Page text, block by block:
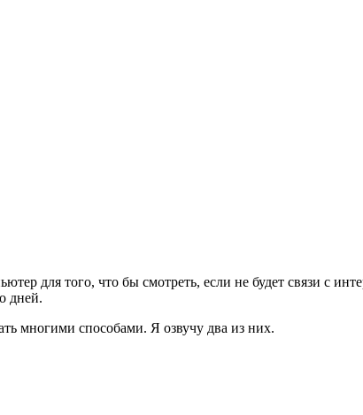
для того, что бы смотреть, если не будет связи с
дней.
многими способами. Я озвучу два из них.